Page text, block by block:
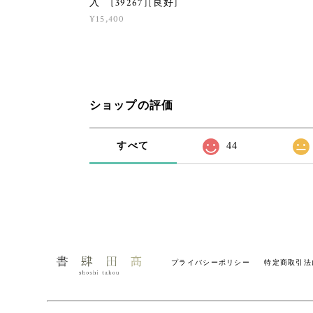
入 [39267][良好]
¥15,400
ショップの評価
すべて 44
プライバシーポリシー 特定商取引法